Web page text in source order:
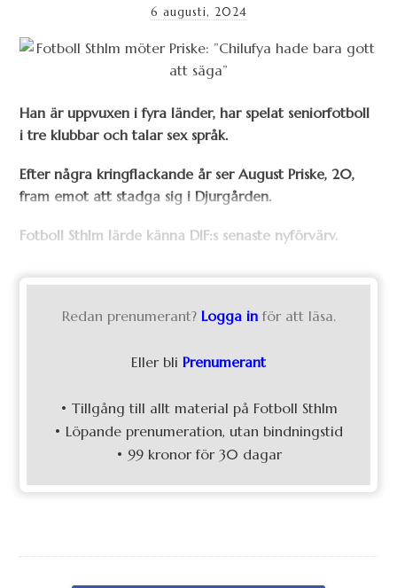
6 augusti, 2024
Han är uppvuxen i fyra länder, har spelat seniorfotboll
i tre klubbar och talar sex språk.
Efter några kringflackande år ser August Priske, 20,
fram emot att stadga sig i Djurgården.
Fotboll Sthlm lärde känna DIF:s senaste nyförvärv.
Redan prenumerant? Logga in för att läsa.
Eller bli Prenumerant
• Tillgång till allt material på Fotboll Sthlm
• Löpande prenumeration, utan bindningstid
• 99 kronor för 30 dagar